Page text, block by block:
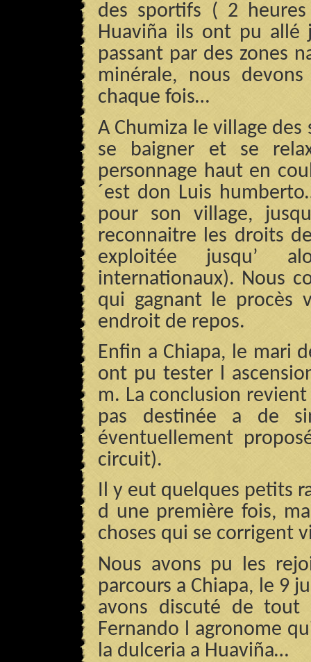
des sportifs ( 2
Huaviña ils ont pu allé
passant par des zones
minérale, nous
chaque fois…
A Chumiza le village
se baigner et se
personnage haut en
´est don Luis
pour son village,
reconnaitre les droits
exploitée jusqu’
internationaux). Nous
qui gagnant le procès
endroit de repos.
Enfin a Chiapa, le mari
ont pu tester l
m. La conclusion
pas destinée a de
éventuellement
circuit).
Il y eut quelques petits
d une première fois,
choses qui se corrigent
Nous avons pu les
parcours a Chiapa, le 9
avons discuté de tout
Fernando l agronome
la dulceria a Huaviña…